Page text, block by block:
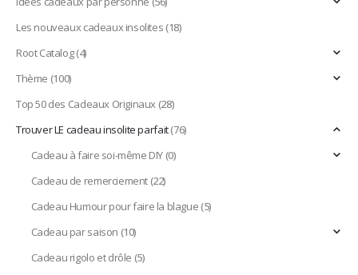
Les nouveaux cadeaux insolites(18)
Root Catalog(4)
Thème (100)
Top 50 des Cadeaux Originaux(28)
Trouver LE cadeau insolite parfait(76)
Cadeau à faire soi-même DIY(0)
Cadeau de remerciement(22)
Cadeau Humour pour faire la blague(5)
Cadeau par saison (10)
Cadeau rigolo et drôle (5)